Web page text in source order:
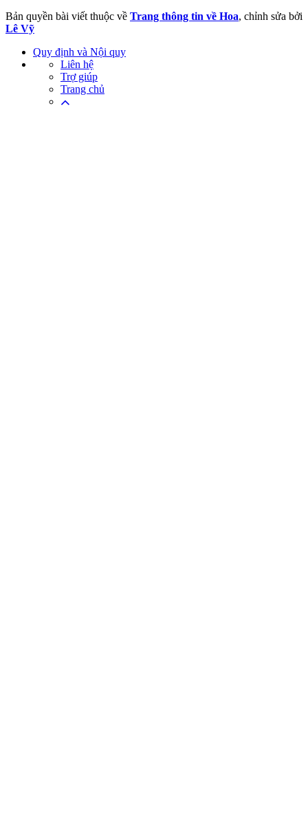
Bản quyền bài viết thuộc về Trang thông tin về Hoa, chỉnh sửa bởi
Lê Vỹ
Quy định và Nội quy
Liên hệ
Trợ giúp
Trang chủ